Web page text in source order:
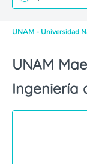
UNAM - Universidad
UNAM
Ingeniería